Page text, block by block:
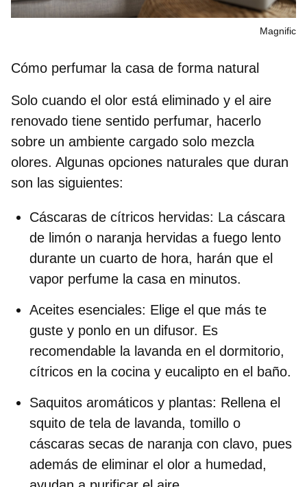
Magnific
Cómo perfumar la casa de forma natural
Solo cuando el olor está eliminado y el aire
renovado tiene sentido perfumar, hacerlo
sobre un ambiente cargado solo mezcla
olores. Algunas opciones naturales que duran
son las siguientes:
Cáscaras de cítricos hervidas: La cáscara
de limón o naranja hervidas a fuego lento
durante un cuarto de hora, harán que el
vapor perfume la casa en minutos.
Aceites esenciales: Elige el que más te
guste y ponlo en un difusor. Es
recomendable la lavanda en el dormitorio,
cítricos en la cocina y eucalipto en el baño.
Saquitos aromáticos y plantas: Rellena el
squito de tela de lavanda, tomillo o
cáscaras secas de naranja con clavo, pues
además de eliminar el olor a humedad,